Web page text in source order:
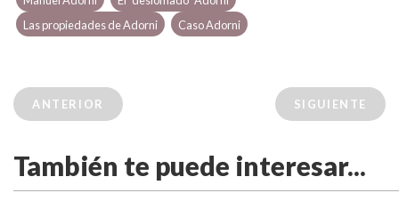
Las propiedades de Adorni
Caso Adorni
ANTERIOR SIGUIENTE
También te puede interesar...